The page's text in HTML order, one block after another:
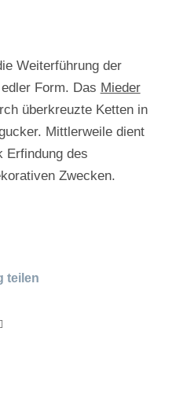
Weiterführung der
Form. Das Mieder
überkreuzte Ketten in
Mittlerweile dient
Erfindung des
Zwecken.
teilen